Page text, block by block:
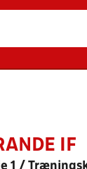
IF
1 /